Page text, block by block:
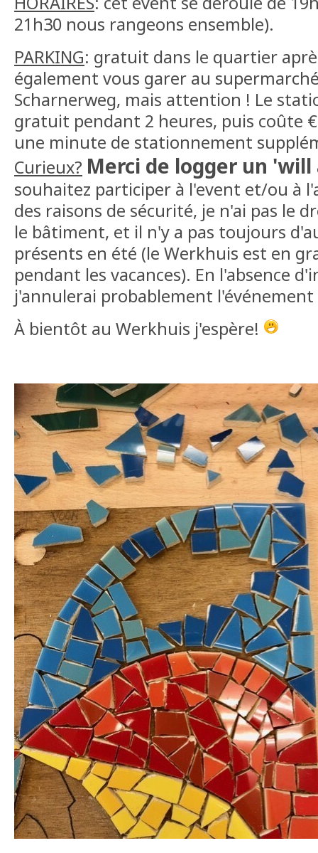
21h30 nous rangeons ensemble).
PARKING: gratuit dans le quartier
également vous garer au
Scharnerweg, mais attention ! Le
gratuit pendant 2 heures, puis coûte
une minute de stationnement
Curieux? Merci de logger un
souhaitez participer à l'event et/ou à
des raisons de sécurité, je n'ai pas le
le bâtiment, et il n'y a pas toujours
présents en été (le Werkhuis est en
pendant les vacances). En l'absence
j'annulerai probablement
À bientôt au Werkhuis j'espère!